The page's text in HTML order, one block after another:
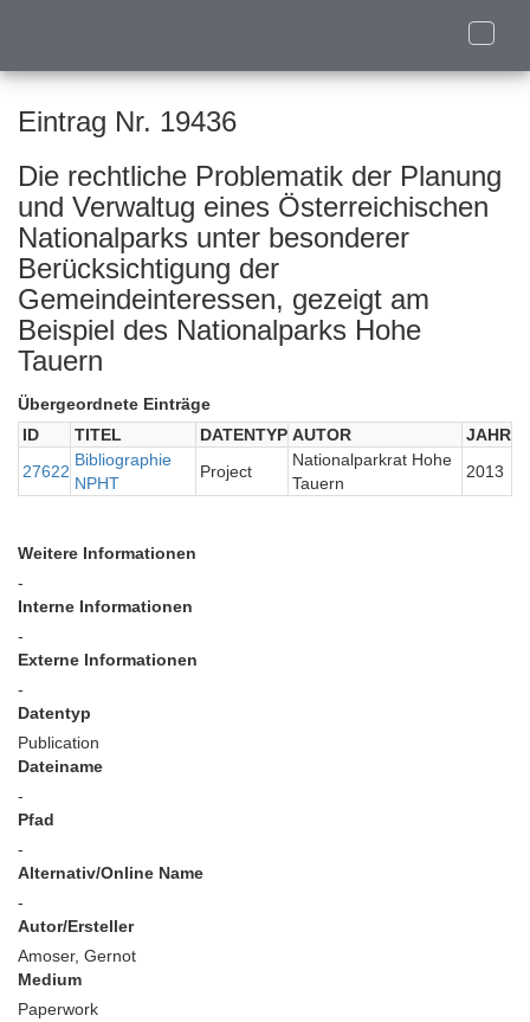
Toggle
Eintrag Nr. 19436
Die rechtliche Problematik der Planung
und Verwaltug eines Österreichischen
Nationalparks unter besonderer
Berücksichtigung der
Gemeindeinteressen, gezeigt am
Beispiel des Nationalparks Hohe
Tauern
Übergeordnete Einträge
ID
TITEL DATENTYP AUTOR
JAHR
27622
Bibliographie
NPHT
Project
Nationalparkrat Hohe
Tauern
2013
Weitere Informationen
-
Interne Informationen
-
Externe Informationen
-
Datentyp
Publication
Dateiname
-
Pfad
-
Alternativ/Online Name
-
Autor/Ersteller
Amoser, Gernot
Medium
Paperwork